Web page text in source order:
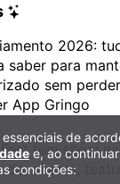
2026:
saber para
sem
App Gringo
tem show
de cinema,
e Cookies
de
e, ao
condições: